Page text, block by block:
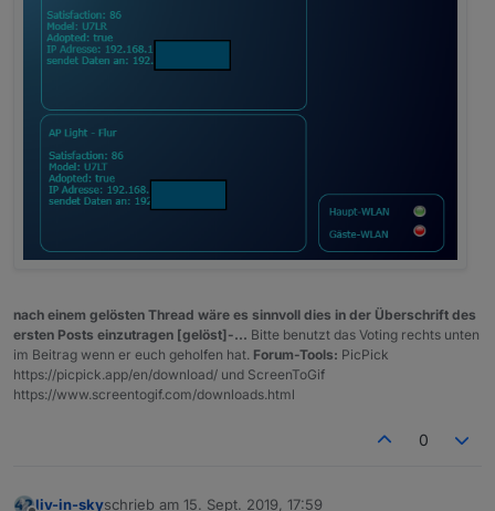
nach einem gelösten Thread wäre es sinnvoll dies in der Überschrift des
ersten Posts einzutragen [gelöst]-... Bitte benutzt das Voting rechts unten
im Beitrag wenn er euch geholfen hat. Forum-Tools: PicPick
https://picpick.app/en/download/ und ScreenToGif
https://www.screentogif.com/downloads.html
0
liv-in-skyschrieb am 15. Sept. 2019, 17:59